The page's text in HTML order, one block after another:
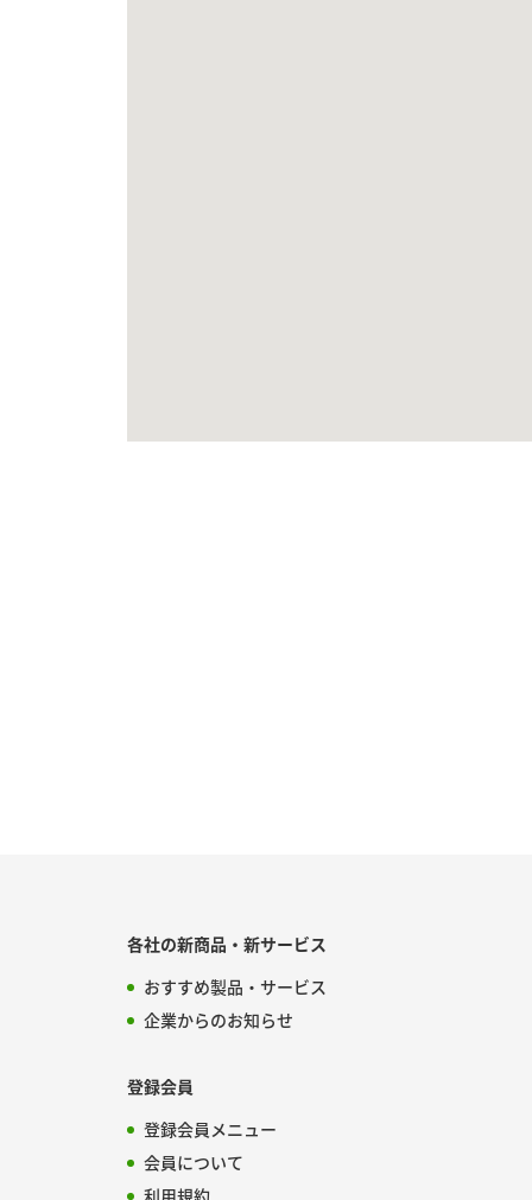
各社の新商品・新サービス
おすすめ製品・サービス
企業からのお知らせ
登録会員
登録会員メニュー
会員について